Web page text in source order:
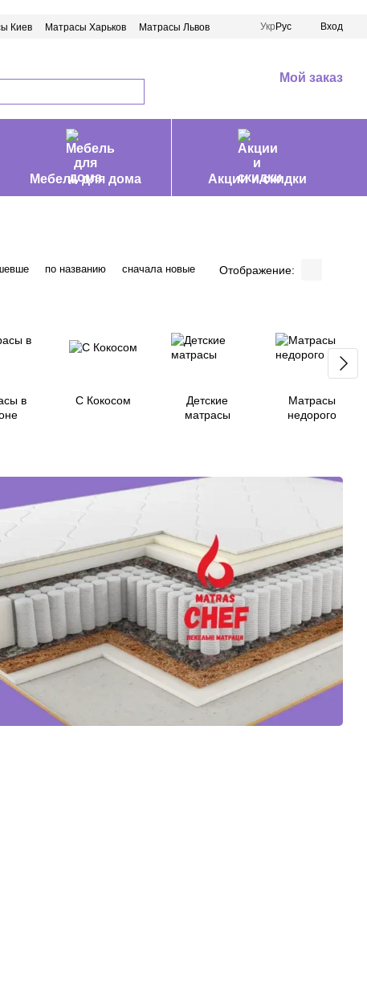
Киев Матрасы Харьков
Матрасы Львов
Укр Рус Вход
Мой заказ
Мебель для дома Акции и скидки
по названию сначала новые Отображение:
в
С Кокосом
Детские
матрасы
Матрасы
недорого